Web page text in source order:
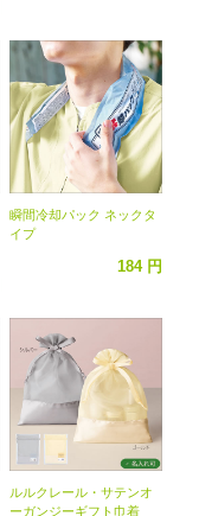
瞬間冷却パック ネックタ
イプ
184 円
ルルクレール・サテンオ
ーガンジーギフト巾着